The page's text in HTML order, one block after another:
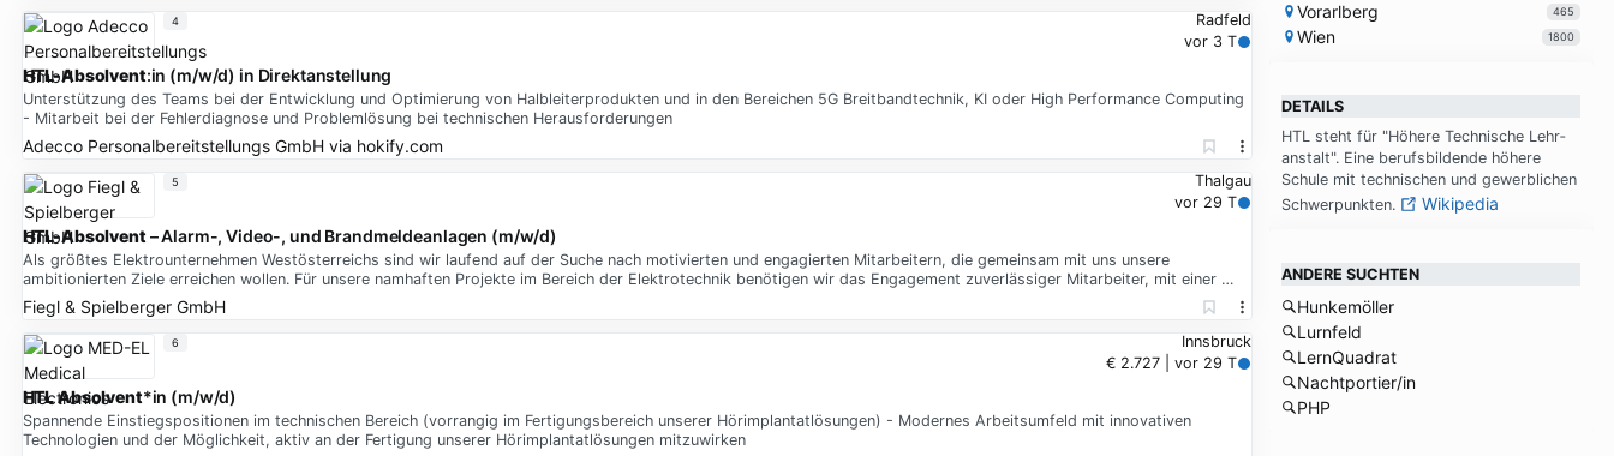
Radfeld
vor 3 T
HTL-Absolvent:in (m/w/d) in Direktanstellung
Unterstützung des Teams bei der Entwicklung und Optimierung von Halbleiterprodukten und in den Bereichen 5G Breitbandtechnik, KI oder High Performance Computing
- Mitarbeit bei der Fehlerdiagnose und Problemlösung bei technischen Herausforderungen
Adecco Personalbereitstellungs GmbHvia hokify.com
4
Thalgau
vor 29 T
HTL-Absolvent – Alarm-, Video-, und Brandmeldeanlagen (m/w/d)
Als größtes Elektrounternehmen Westösterreichs sind wir laufend auf der Suche nach motivierten und engagierten Mitarbeitern, die gemeinsam mit uns unsere
ambitionierten Ziele erreichen wollen. Für unsere namhaften Projekte im Bereich der Elektrotechnik benötigen wir das Engagement zuverlässiger Mitarbeiter, mit einer …
Fiegl & Spielberger GmbH
5
Innsbruck
€ 2.727 | vor 29 T
HTL Absolvent*in (m/w/d)
Spannende Einstiegspositionen im technischen Bereich (vorrangig im Fertigungsbereich unserer Hörimplantatlösungen) - Modernes Arbeitsumfeld mit innovativen
Technologien und der Möglichkeit, aktiv an der Fertigung unserer Hörimplantatlösungen mitzuwirken
6
Vorarlberg 465
Wien 1800
DETAILS
HTL steht für "Hö­he­re Tech­ni­sche Lehr­
an­stalt". Ei­ne be­rufs­bil­den­de hö­he­re
Schu­le mit tech­ni­schen und ge­werb­li­chen
Schwer­punk­ten.
Wikipedia
ANDERE SUCHTEN
Hunkemöller
Lurnfeld
LernQuadrat
Nachtportier/in
PHP